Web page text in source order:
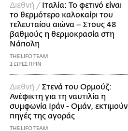
Διεθνή / Ιταλία: Το φετινό είναι
το θερμότερο καλοκαίρι του
τελευταίου αιώνα – Στους 48
βαθμούς η θερμοκρασία στη
Νάπολη
THE LIFO TEAM
1 ΩΡΕΣ ΠΡΙΝ
Διεθνή /Στενά του Ορμούζ:
Ανέφικτη για τη ναυτιλία η
συμφωνία Ιράν - Ομάν, εκτιμούν
πηγές της αγοράς
THE LIFO TEAM